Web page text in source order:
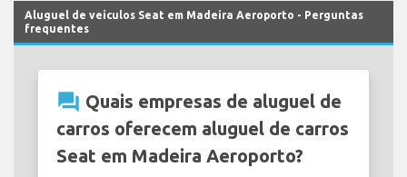
Aluguel de veículos Seat em Madeira Aeroporto - Perguntas
frequentes
question_answer Quais empresas de aluguel de
carros oferecem aluguel de carros
Seat em Madeira Aeroporto?